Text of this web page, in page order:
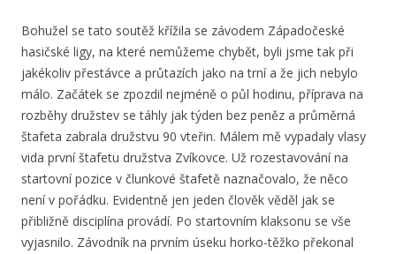
Bohužel se tato soutěž křížila se závodem Západočeské
hasičské ligy, na které nemůžeme chybět, byli jsme tak při
jakékoliv přestávce a průtazích jako na trní a že jich nebylo
málo. Začátek se zpozdil nejméně o půl hodinu, příprava na
rozběhy družstev se táhly jak týden bez peněz a průměrná
štafeta zabrala družstvu 90 vteřin. Málem mě vypadaly vlasy
vida první štafetu družstva Zvíkovce. Už rozestavování na
startovní pozice v člunkové štafetě naznačovalo, že něco
není v pořádku. Evidentně jen jeden člověk věděl jak se
přibližně disciplína provádí. Po startovním klaksonu se vše
vyjasnilo. Závodník na prvním úseku horko-těžko překonal